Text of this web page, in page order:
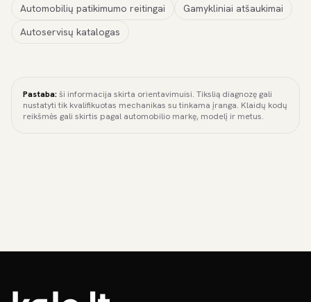
Automobilių patikimumo reitingai
Gamykliniai atšaukimai
Autoservisų katalogas
Pastaba:ši informacija skirta orientavimuisi. Tikslią diagnozę gali
nustatyti tik kvalifikuotas mechanikas su tinkama įranga. Klaidų kodų
reikšmės gali skirtis pagal automobilio markę, modelį ir metus.